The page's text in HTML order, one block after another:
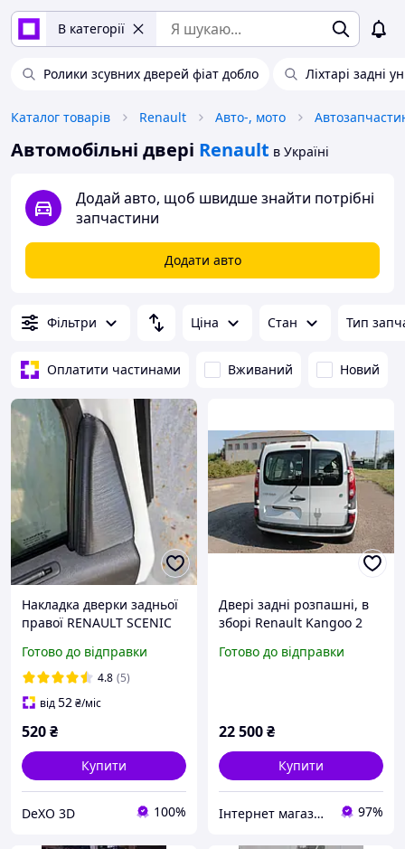
В категорії
Ролики зсувних дверей фіат добло Ліхтарі задні
Каталог товарів Renault Авто-, мото
Автомобільні двері Renault в Україні
Додай авто, щоб швидше знайти потрібні
запчастини
Додати авто
Фільтри Ціна Стан Тип
Оплатити частинами Вживаний Новий
Накладка дверки задньої
правої RENAULT SCENIC
Готово до відправки
4.8 (5)
від52₴/міс
520₴
Купити
DeXO 3D 100%
Двері задні розпашні, в
зборі Renault Kangoo 2
Готово до відправки
22 500₴
Купити
Інтернет магазин "Автозапчастини" 97%